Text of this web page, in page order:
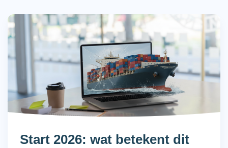
Start 2026: wat betekent dit